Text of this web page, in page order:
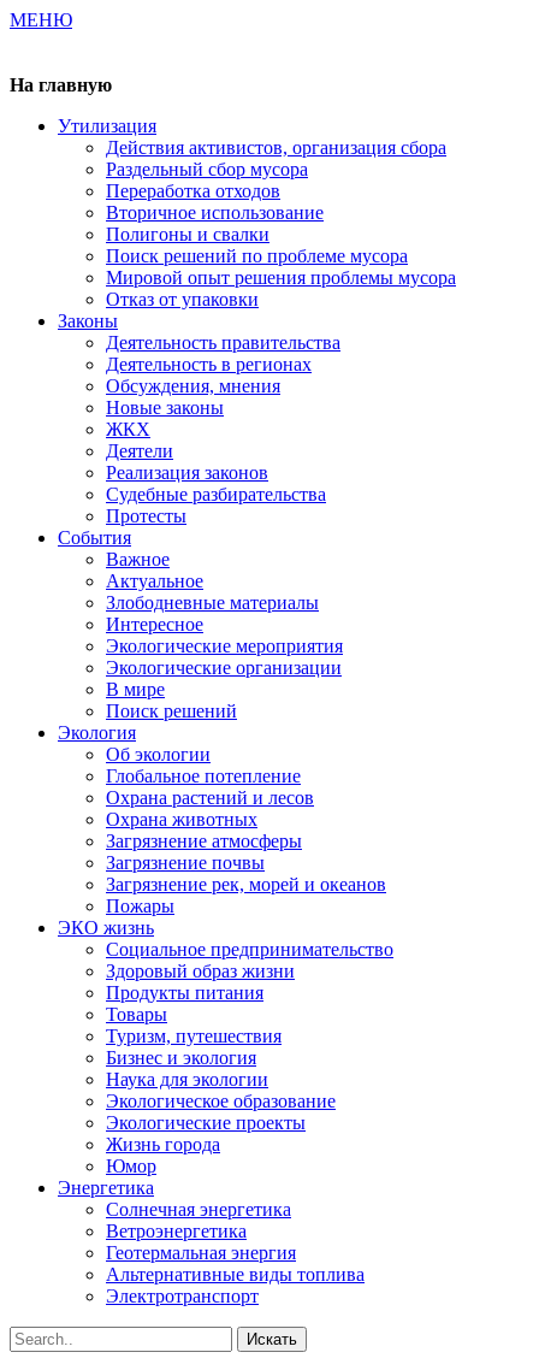
МЕНЮ
На главную
Утилизация
Действия активистов, организация сбора
Раздельный сбор мусора
Переработка отходов
Вторичное использование
Полигоны и свалки
Поиск решений по проблеме мусора
Мировой опыт решения проблемы мусора
Отказ от упаковки
Законы
Деятельность правительства
Деятельность в регионах
Обсуждения, мнения
Новые законы
ЖКХ
Деятели
Реализация законов
Судебные разбирательства
Протесты
События
Важное
Актуальное
Злободневные материалы
Интересное
Экологические мероприятия
Экологические организации
В мире
Поиск решений
Экология
Об экологии
Глобальное потепление
Охрана растений и лесов
Охрана животных
Загрязнение атмосферы
Загрязнение почвы
Загрязнение рек, морей и океанов
Пожары
ЭКО жизнь
Социальное предпринимательство
Здоровый образ жизни
Продукты питания
Товары
Туризм, путешествия
Бизнес и экология
Наука для экологии
Экологическое образование
Экологические проекты
Жизнь города
Юмор
Энергетика
Солнечная энергетика
Ветроэнергетика
Геотермальная энергия
Альтернативные виды топлива
Электротранспорт